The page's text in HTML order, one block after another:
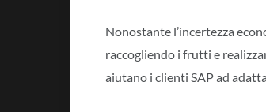
Nonostante l’incertezza
raccogliendo i frutti e
aiutano i clienti SAP ad